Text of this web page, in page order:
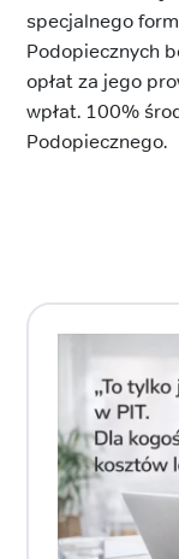
specjalnego
Podopiecznych
opłat za jego
wpłat. 100%
Podopiecznego.